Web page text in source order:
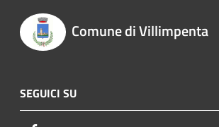
Comune di Villimpenta
SEGUICI SU